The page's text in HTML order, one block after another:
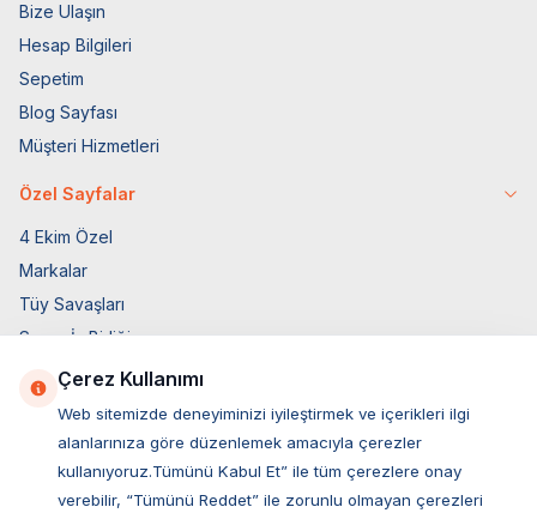
Bize Ulaşın
Hesap Bilgileri
Sepetim
Blog Sayfası
Müşteri Hizmetleri
Özel Sayfalar
4 Ekim Özel
Markalar
Tüy Savaşları
Socar İş Birliği
İyzico İş Birliği
Mobil Uygulama
Çerez Kullanımı
Web sitemizde deneyiminizi iyileştirmek ve içerikleri ilgi
alanlarınıza göre düzenlemek amacıyla çerezler
kullanıyoruz.Tümünü Kabul Et” ile tüm çerezlere onay
verebilir, “Tümünü Reddet” ile zorunlu olmayan çerezleri